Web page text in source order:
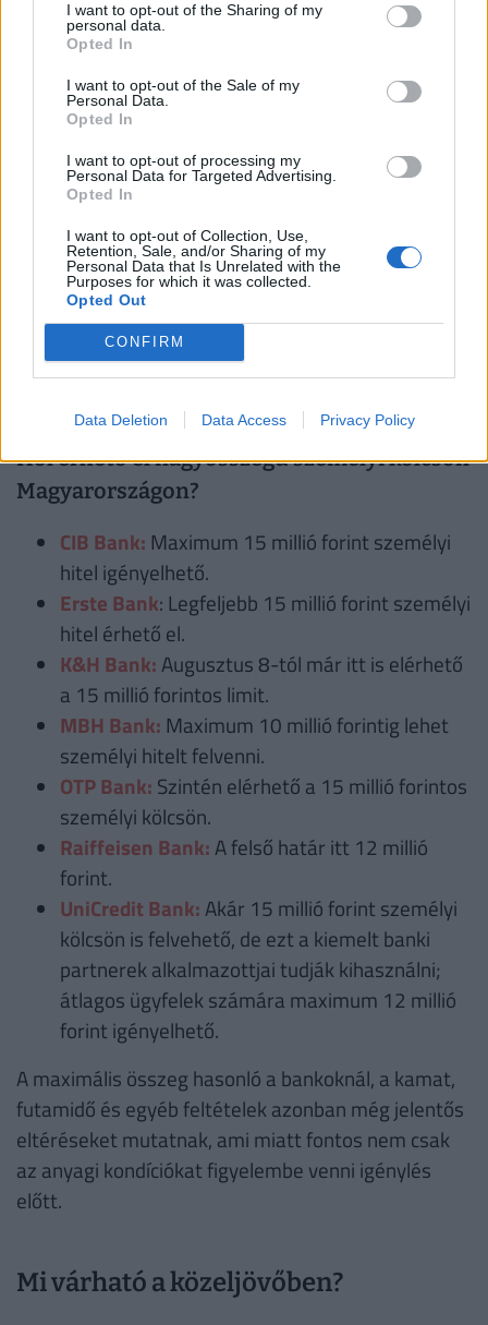
I want to opt-out of the Sharing of my
personal data.
Opted In
I want to opt-out of the Sale of my
Personal Data.
Opted In
I want to opt-out of processing my
Personal Data for Targeted Advertising.
Opted In
I want to opt-out of Collection, Use,
Retention, Sale, and/or Sharing of my
Personal Data that Is Unrelated with the
Purposes for which it was collected.
Opted Out
CONFIRM
Data Deletion Data Access Privacy Policy
terveik, például lakásfelújításra vagy autóvásárlásra
keresnek jelentős fedezet nélküli forrásokat. Nem
véletlen, hogy egyre több banknál találkozhatunk a
korábbi, jellemzően 8-10 milliós hitelplafon helyett
12-15 milliós maximális összeggel is. Augusztus
elejétől például a K&H Banknál is igényelhető már
15 millió forintos személyi kölcsön.
Ráadásul egyre több pénzintézet kínál kedvezőbb
anyagi feltételekkel személyi hitelt. Jelenleg már öt
nagybanknál érhető el kedvező, 10% alatti
kamatozású fedezetlen hitel, a pontos feltételek
bankonként és a vállalt jövedelmi kondícióktól
Hol érhető el nagyösszegű személyi kölcsön
Magyarországon?
CIB Bank: Maximum 15 millió forint személyi
hitel igényelhető.
Erste Bank: Legfeljebb 15 millió forint személyi
hitel érhető el.
K&H Bank:Augusztus 8-tól már itt is elérhető
a 15 millió forintos limit.
MBH Bank: Maximum 10 millió forintig lehet
személyi hitelt felvenni.
OTP Bank: Szintén elérhető a 15 millió forintos
személyi kölcsön.
Raiffeisen Bank:A felső határ itt 12 millió
forint.
UniCredit Bank:Akár 15 millió forint személyi
kölcsön is felvehető, de ezt a kiemelt banki
partnerek alkalmazottjai tudják kihasználni;
átlagos ügyfelek számára maximum 12 millió
forint igényelhető.
A maximális összeg hasonló a bankoknál, a kamat,
futamidő és egyéb feltételek azonban még jelentős
eltéréseket mutatnak, ami miatt fontos nem csak
az anyagi kondíciókat figyelembe venni igénylés
előtt.
Mi várható a közeljövőben?